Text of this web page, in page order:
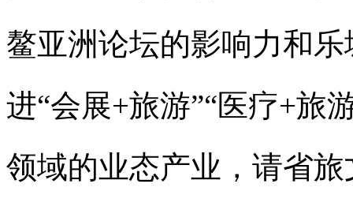
鳌亚洲论坛的影响力和
进“会展+旅游”“医疗+旅
领域的业态产业，请省